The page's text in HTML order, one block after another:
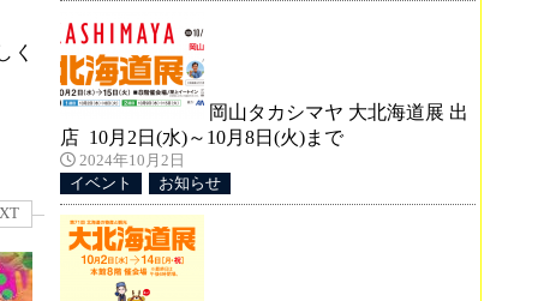
く
岡山タカシマヤ 大北海道展 出
店 10月2日(水)～10月8日(火)まで
2024年10月2日
イベント
お知らせ